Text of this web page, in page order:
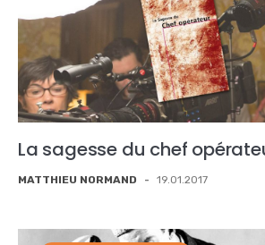
La sagesse du chef
MATTHIEU NORMAND - 19.01.2017